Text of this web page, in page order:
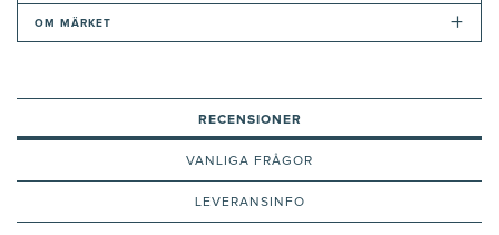
OM MÄRKET +
RECENSIONER
VANLIGA FRÅGOR
LEVERANSINFO